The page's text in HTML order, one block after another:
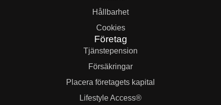
Hållbarhet
Cookies
Företag
Tjänste­pension
Försäkringar
Placera företagets kapital
Lifestyle Access®